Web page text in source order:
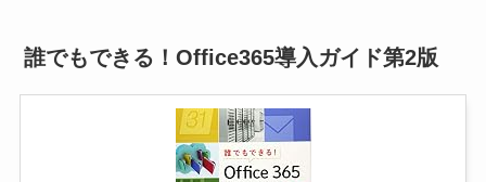
誰でもできる！Office365導入ガイド第2版